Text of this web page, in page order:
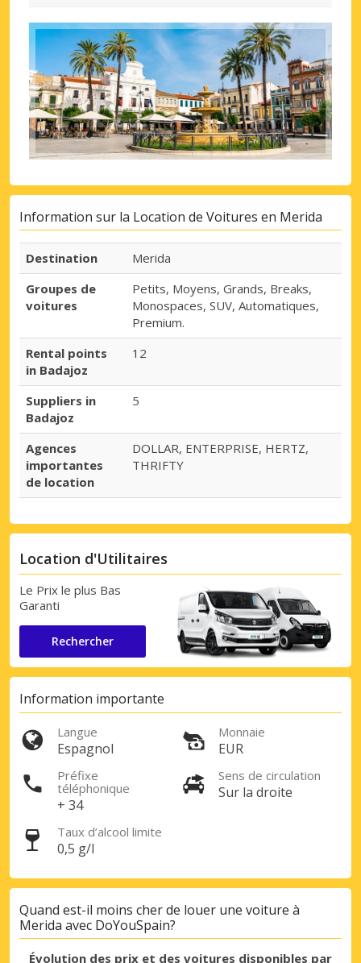
Information sur la Location de Voitures en Merida
Destination
Merida
Groupes de
voitures
Petits, Moyens, Grands, Breaks,
Monospaces, SUV, Automatiques,
Premium.
Rental points
in Badajoz
12
Suppliers in
Badajoz
5
Agences
importantes
de location
DOLLAR, ENTERPRISE, HERTZ,
THRIFTY
Location d'Utilitaires
Le Prix le plus Bas
Garanti
Rechercher
Information importante
Langue
Espagnol
Monnaie
EUR
Préfixe
téléphonique
+ 34
Sens de circulation
Sur la droite
Taux d’alcool limite
0,5 g/l
Quand est-il moins cher de louer une voiture à
Merida avec DoYouSpain?
Évolution des prix et des voitures disponibles par